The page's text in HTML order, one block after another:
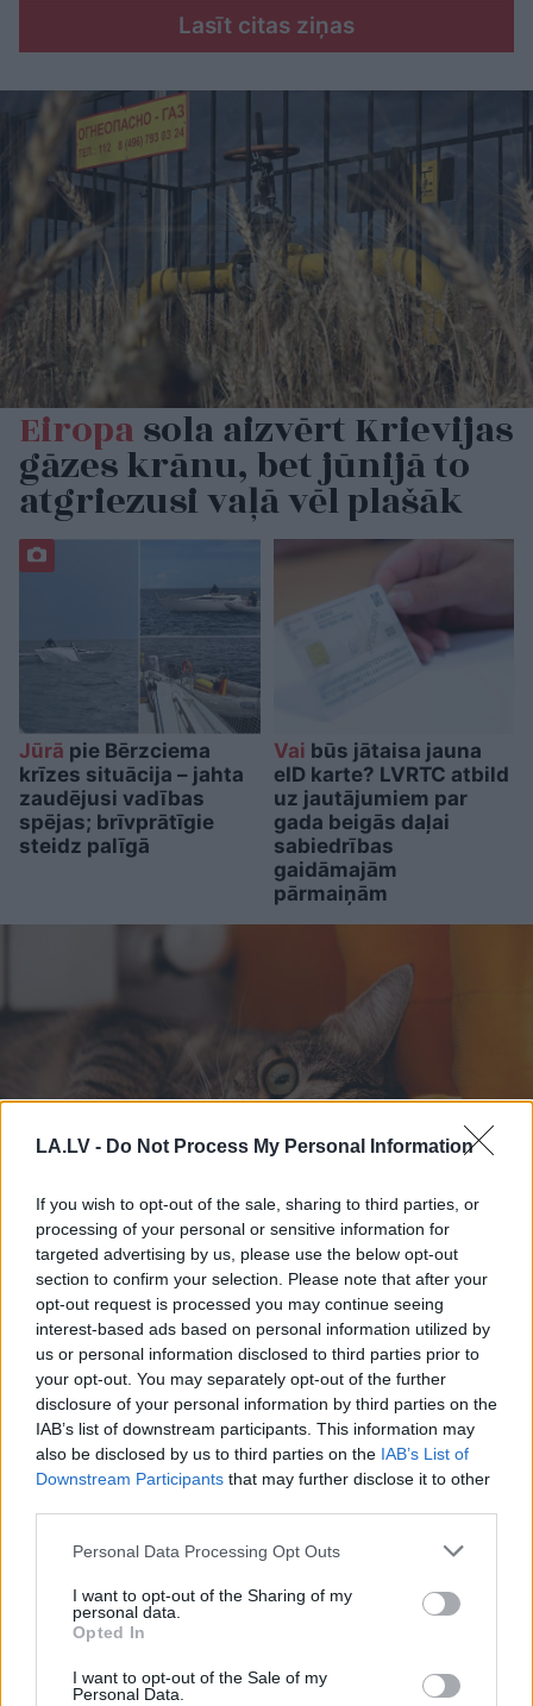
LA.LV - Do Not Process My Personal Information
If you wish to opt-out of the sale, sharing to third parties, or
processing of your personal or sensitive information for
targeted advertising by us, please use the below opt-out
section to confirm your selection. Please note that after your
opt-out request is processed you may continue seeing
interest-based ads based on personal information utilized by
us or personal information disclosed to third parties prior to
your opt-out. You may separately opt-out of the further
disclosure of your personal information by third parties on the
IAB’s list of downstream participants. This information may
also be disclosed by us to third parties on the IAB’s List of
Downstream Participants that may further disclose it to other
Please note that this website/app uses one or more Google
not limited to your visit or usage behaviour. You may click to
grant or deny consent to Google and its third-party tags to
use your data for below specified purposes in below Google
consent section.
Personal Data Processing Opt Outs
I want to opt-out of the Sharing of my
personal data.
Opted In
I want to opt-out of the Sale of my
Personal Data.
Lasīt citas ziņas
Eiropasola aizvērt Krievijas
gāzes krānu, bet jūnijā to
atgriezusi vaļā vēl plašāk
Jūrā pie Bērzciema
krīzes situācija – jahta
zaudējusi vadības
spējas; brīvprātīgie
steidz palīgā
Vai būs jātaisa jauna
eID karte? LVRTC atbild
uz jautājumiem par
gada beigās daļai
sabiedrības
gaidāmajām
pārmaiņām
Kāpēckaķi tieši naktīs kā
traki skrien pa māju?
Beidzot izskaidrots šis
dīvainais mīluļa paradums
tālu deputāts var
naudu? Sabiedrība sāk
glāze vai vienkārši ar